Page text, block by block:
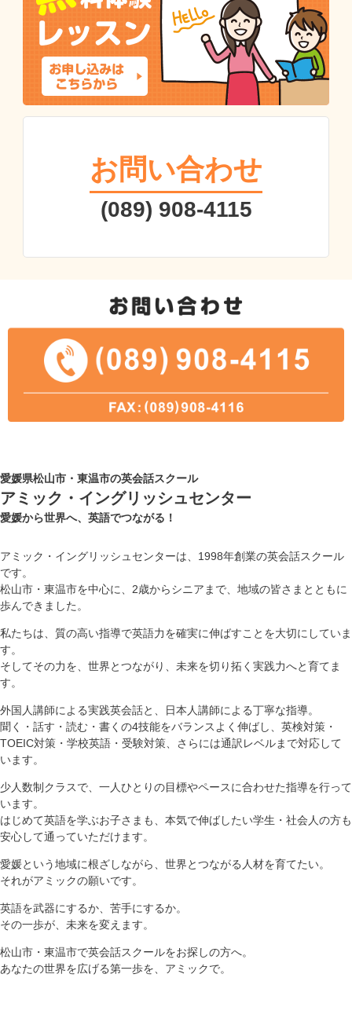
お問い合わせ
(089) 908-4115
愛媛県松山市・東温市の英会話スクール
アミック・イングリッシュセンター
愛媛から世界へ、英語でつながる！
アミック・イングリッシュセンターは、1998年創業の英会話スクール
です。
松山市・東温市を中心に、2歳からシニアまで、地域の皆さまとともに
歩んできました。
私たちは、質の高い指導で英語力を確実に伸ばすことを大切にしていま
す。
そしてその力を、世界とつながり、未来を切り拓く実践力へと育てま
す。
外国人講師による実践英会話と、日本人講師による丁寧な指導。
聞く・話す・読む・書くの4技能をバランスよく伸ばし、英検対策・
TOEIC対策・学校英語・受験対策、さらには通訳レベルまで対応して
います。
少人数制クラスで、一人ひとりの目標やペースに合わせた指導を行って
います。
はじめて英語を学ぶお子さまも、本気で伸ばしたい学生・社会人の方も
安心して通っていただけます。
愛媛という地域に根ざしながら、世界とつながる人材を育てたい。
それがアミックの願いです。
英語を武器にするか、苦手にするか。
その一歩が、未来を変えます。
松山市・東温市で英会話スクールをお探しの方へ。
あなたの世界を広げる第一歩を、アミックで。